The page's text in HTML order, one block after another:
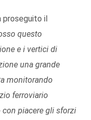
proseguito il
questo
e i vertici di
una grande
monitorando
ferroviario
piacere gli sforzi